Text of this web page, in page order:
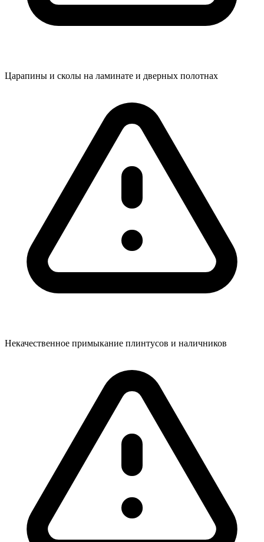
Царапины и сколы на ламинате и дверных полотнах
Некачественное примыкание плинтусов и наличников